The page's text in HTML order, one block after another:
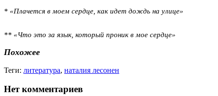
* «Плачется в моем сердце, как идет дождь на улице»
** «Что это за язык, который проник в мое сердце»
Похожее
Теги: литература, наталия лесонен
Нет комментариев